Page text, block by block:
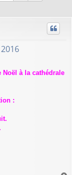
r
à la cathédrale
: